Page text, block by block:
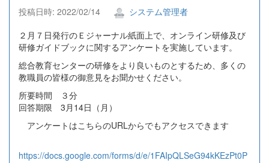
投稿日時: 2022/02/14
システム管理者
２月７日発行のＥジャーナル紙面上で、オンライン研修及び
研修ガイドブックに関するアンケートを実施しています。
総合教育センターの研修をより良いものとするため、多くの
教職員の皆様の御意見をお聞かせください。
所要時間 ３分
回答期限 3月14日（月）
アンケートはこちらのURLからでもアクセスできます
https://docs.google.com/forms/d/e/1FAIpQLSeG94kKEzPt0P